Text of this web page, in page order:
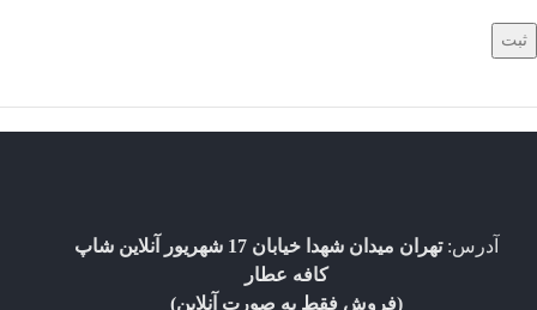
آدرس:
تهران میدان شهدا خیابان 17 شهریور آنلاین شاپ
کافه عطار
(فروش فقط به صورت آنلاین)